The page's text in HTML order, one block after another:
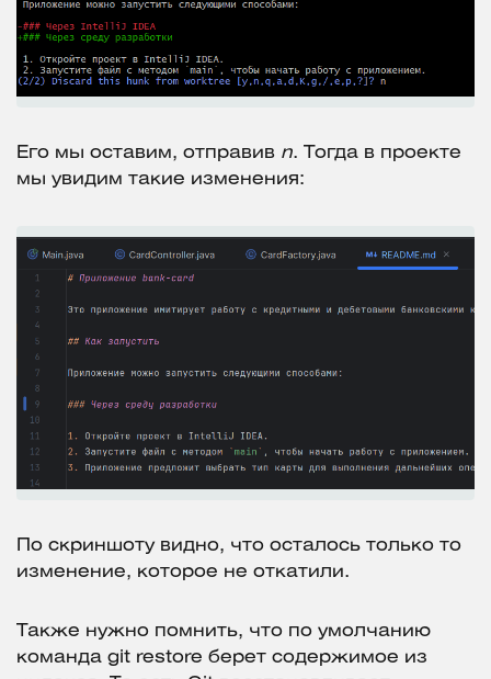
Его мы оставим, отправив n. Тогда в проекте
мы увидим такие изменения:
По скриншоту видно, что осталось только то
изменение, которое не откатили.
Также нужно помнить, что по умолчанию
команда git restore берет содержимое из